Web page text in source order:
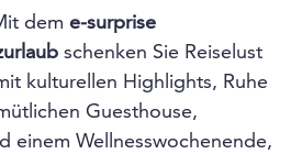
dem e-surprise
schenken Sie Reiselust
kulturellen Highlights, Ruhe
Guesthouse,
einem Wellnesswochenende,